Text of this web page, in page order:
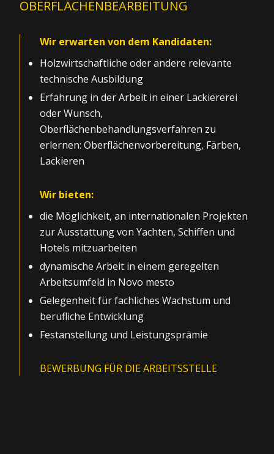
OBERFLÄCHENBEARBEITUNG
Wir erwarten von dem Kandidaten:
Holzwirtschaftliche oder andere relevante
technische Ausbildung
Erfahrung in der Arbeit in einer Lackiererei
oder Wunsch,
Oberflächenbehandlungsverfahren zu
erlernen: Oberflächenvorbereitung, Färben,
Lackieren
Wir bieten:
die Möglichkeit, an internationalen Projekten
zur Ausstattung von Yachten, Schiffen und
Hotels mitzuarbeiten
dynamische Arbeit in einem geregelten
Arbeitsumfeld in Novo mesto
Gelegenheit für fachliches Wachstum und
berufliche Entwicklung
Festanstellung und Leistungsprämie
BEWERBUNG FÜR DIE ARBEITSSTELLE